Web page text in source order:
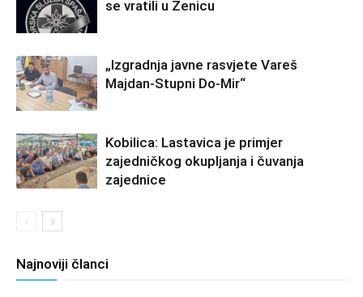
se vratili u Zenicu
„Izgradnja javne rasvjete Vareš
Majdan-Stupni Do-Mir“
Kobilica: Lastavica je primjer
zajedničkog okupljanja i čuvanja
zajednice
Najnoviji članci